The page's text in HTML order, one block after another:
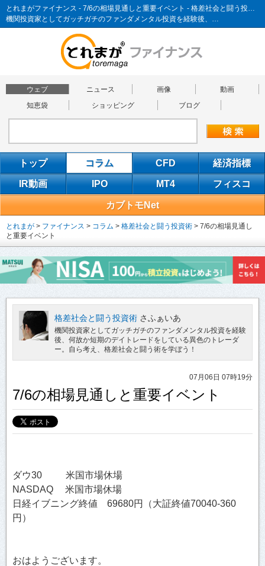
とれまがファイナンス - 7/6の相場見通しと重要イベント - 格差社会と闘う投資術
機関投資家としてガッチガチのファンダメンタル投資を経験後、…
ウェブ ニュース 画像
動画
知恵袋
ショッピング ブログ
トップ コラム CFD 経済指標
IR動画 IPO MT4 フィスコ
カブトモNet
とれまが > ファイナンス > コラム > 格差社会と闘う投資術 > 7/6の相場見通し
と重要イベント
格差社会と闘う投資術 さふぁいあ
機関投資家としてガッチガチのファンダメンタル投資を経験
後、何故か短期のデイトレードをしている異色のトレーダ
ー。自ら考え、格差社会と闘う術を学ぼう！
07月06日 07時19分
7/6の相場見通しと重要イベント
ダウ30 米国市場休場
NASDAQ 米国市場休場
日経イブニング終値 69680円（大証終値70040-360
円）
おはようございます。